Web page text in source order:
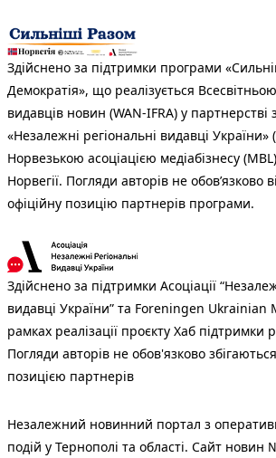
Здійснено за підтримки програми
Демократія», що реалізується
видавців новин (WAN-IFRA) у партнерстві
«Незалежні регіональні видавці України»
Норвезькою асоціацією медіабізнесу
Норвегії. Погляди авторів не обов’язково
офіційну позицію партнерів програми.
Здійснено за підтримки Асоціації
видавці України” та Foreningen
рамках реалізації проєкту Хаб підтримки
Погляди авторів не обов'язково
позицією партнерів
Незалежний новинний портал з
подій у Тернополі та області. Сайт новин